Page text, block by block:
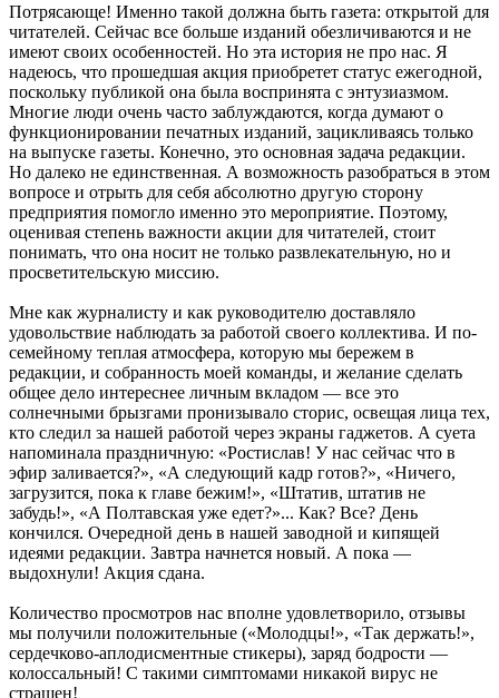
Потрясающе! Именно такой должна быть газета: открытой для
читателей. Сейчас все больше изданий обезличиваются и не
имеют своих особенностей. Но эта история не про нас. Я
надеюсь, что прошедшая акция приобретет статус ежегодной,
поскольку публикой она была воспринята с энтузиазмом.
Многие люди очень часто заблуждаются, когда думают о
функционировании печатных изданий, зацикливаясь только
на выпуске газеты. Конечно, это основная задача редакции.
Но далеко не единственная. А возможность разобраться в этом
вопросе и отрыть для себя абсолютно другую сторону
предприятия помогло именно это мероприятие. Поэтому,
оценивая степень важности акции для читателей, стоит
понимать, что она носит не только развлекательную, но и
просветительскую миссию.
Мне как журналисту и как руководителю доставляло
удовольствие наблюдать за работой своего коллектива. И по-
семейному теплая атмосфера, которую мы бережем в
редакции, и собранность моей команды, и желание сделать
общее дело интереснее личным вкладом — все это
солнечными брызгами пронизывало сторис, освещая лица тех,
кто следил за нашей работой через экраны гаджетов. А суета
напоминала праздничную: «Ростислав! У нас сейчас что в
эфир заливается?», «А следующий кадр готов?», «Ничего,
загрузится, пока к главе бежим!», «Штатив, штатив не
забудь!», «А Полтавская уже едет?»... Как? Все? День
кончился. Очередной день в нашей заводной и кипящей
идеями редакции. Завтра начнется новый. А пока —
выдохнули! Акция сдана.
Количество просмотров нас вполне удовлетворило, отзывы
мы получили положительные («Молодцы!», «Так держать!»,
сердечково-аплодисментные стикеры), заряд бодрости —
колоссальный! С такими симптомами никакой вирус не
страшен!